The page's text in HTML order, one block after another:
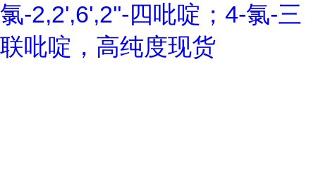
氯-2,2',6',2''-四吡啶；4-氯-三
联吡啶，高纯度现货